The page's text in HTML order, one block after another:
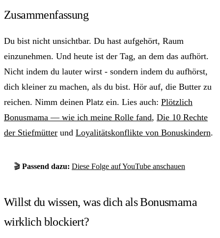
Zusammenfassung
Du bist nicht unsichtbar. Du hast aufgehört, Raum
einzunehmen. Und heute ist der Tag, an dem das aufhört.
Nicht indem du lauter wirst - sondern indem du aufhörst,
dich kleiner zu machen, als du bist. Hör auf, die Butter zu
reichen. Nimm deinen Platz ein. Lies auch: Plötzlich
Bonusmama — wie ich meine Rolle fand, Die 10 Rechte
der Stiefmütter und Loyalitätskonflikte von Bonuskindern.
🎬 Passend dazu: Diese Folge auf YouTube anschauen
Willst du wissen, was dich als Bonusmama
wirklich blockiert?